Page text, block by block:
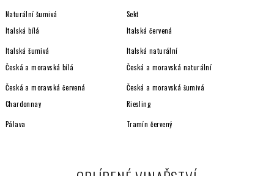
Naturální šumivá
Sekt
Italská bílá
Italská červená
Italská šumivá
Italská naturální
Česká a moravská bílá
Česká a moravská naturální
Česká a moravská červená
Česká a moravská šumivá
Chardonnay
Riesling
Pálava Tramín červený